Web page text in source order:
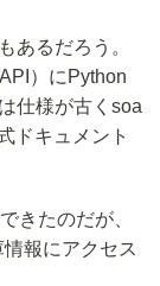
あるだろう。
）にPython
仕様が古くsoa
ドキュメント
きたのだが、
報にアクセス